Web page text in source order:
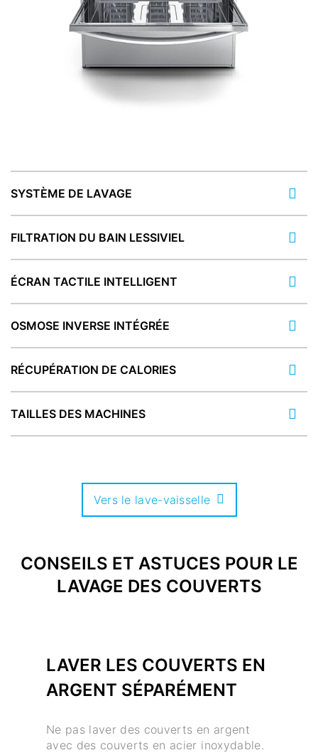
SYSTÈME DE LAVAGE
FILTRATION DU BAIN LESSIVIEL
ÉCRAN TACTILE INTELLIGENT
OSMOSE INVERSE INTÉGRÉE
RÉCUPÉRATION DE CALORIES
TAILLES DES MACHINES
Vers le lave-vaisselle
CONSEILS ET ASTUCES POUR LE
LAVAGE DES COUVERTS
LAVER LES COUVERTS EN
ARGENT SÉPARÉMENT
Ne pas laver des couverts en argent
avec des couverts en acier inoxydable.